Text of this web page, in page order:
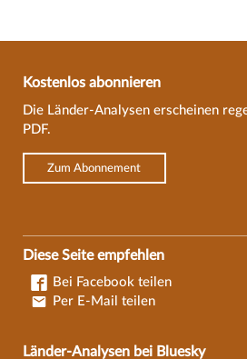
Kostenlos abonnieren
Die Länder-Analysen erscheinen
PDF.
Zum Abonnement
Diese Seite empfehlen
Bei Facebook teilen
Per E-Mail teilen
Länder-Analysen bei Bluesky